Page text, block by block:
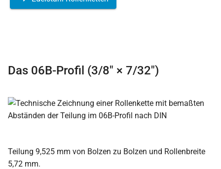
Das 06B-Profil (3/8″ × 7/32″)
Teilung 9,525 mm von Bolzen zu Bolzen und Rollenbreite
5,72 mm.